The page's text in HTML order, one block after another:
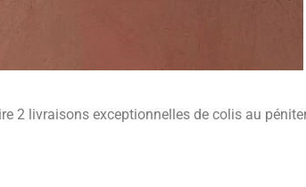
2 livraisons exceptionnelles de colis au